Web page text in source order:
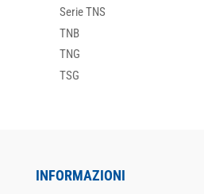
Serie TNS
TNB
TNG
TSG
INFORMAZIONI